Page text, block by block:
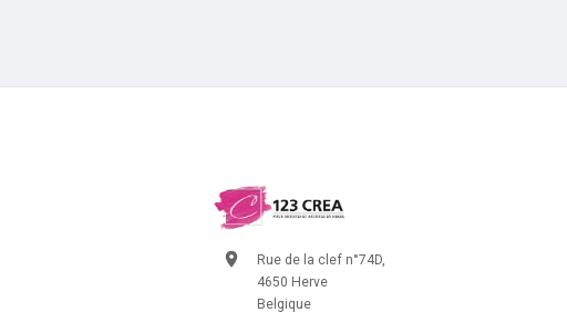
Rue de la clef n°74D,
4650 Herve
Belgique